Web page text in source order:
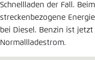
Schnellladen der Fall.
streckenbezogene
bei Diesel. Benzin ist
Normallladestrom.